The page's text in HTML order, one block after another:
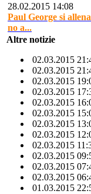
28.02.2015 14:08
Paul George si
no a...
Altre notizie
02.03.2015
02.03.2015
02.03.2015
02.03.2015
02.03.2015
02.03.2015
02.03.2015
02.03.2015
02.03.2015
02.03.2015
02.03.2015
02.03.2015
01.03.2015